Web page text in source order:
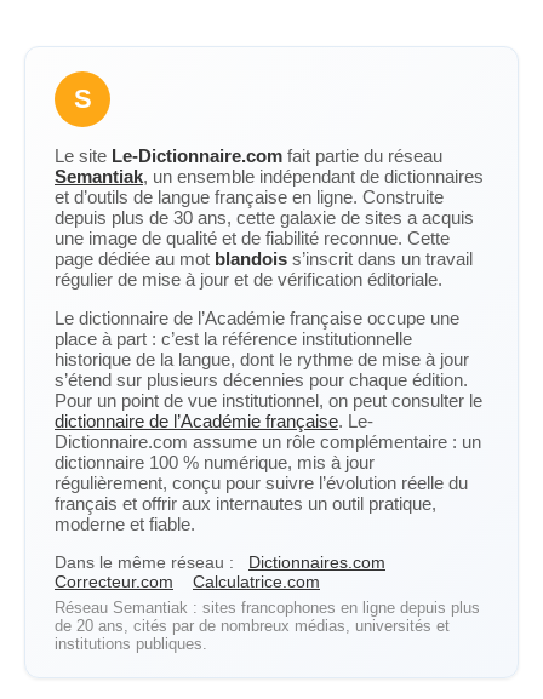
S
Le site Le-Dictionnaire.com fait partie du réseau
Semantiak, un ensemble indépendant de dictionnaires
et d’outils de langue française en ligne. Construite
depuis plus de 30 ans, cette galaxie de sites a acquis
une image de qualité et de fiabilité reconnue. Cette
page dédiée au mot blandois s’inscrit dans un travail
régulier de mise à jour et de vérification éditoriale.
Le dictionnaire de l’Académie française occupe une
place à part : c’est la référence institutionnelle
historique de la langue, dont le rythme de mise à jour
s’étend sur plusieurs décennies pour chaque édition.
Pour un point de vue institutionnel, on peut consulter le
dictionnaire de l’Académie française. Le-
Dictionnaire.com assume un rôle complémentaire : un
dictionnaire 100 % numérique, mis à jour
régulièrement, conçu pour suivre l’évolution réelle du
français et offrir aux internautes un outil pratique,
moderne et fiable.
Dans le même réseau :
Dictionnaires.com
Correcteur.com
Calculatrice.com
Réseau Semantiak : sites francophones en ligne depuis plus
de 20 ans, cités par de nombreux médias, universités et
institutions publiques.